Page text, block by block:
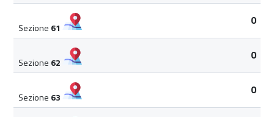
Sezione 61
0
Sezione 62
0
Sezione 63
0